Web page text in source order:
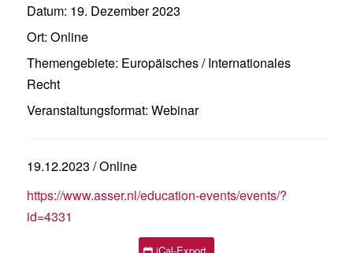
Datum: 19. Dezember 2023
Ort: Online
Themengebiete: Europäisches / Internationales
Recht
Veranstaltungsformat: Webinar
19.12.2023 / Online
https://www.asser.nl/education-events/events/?
id=4331